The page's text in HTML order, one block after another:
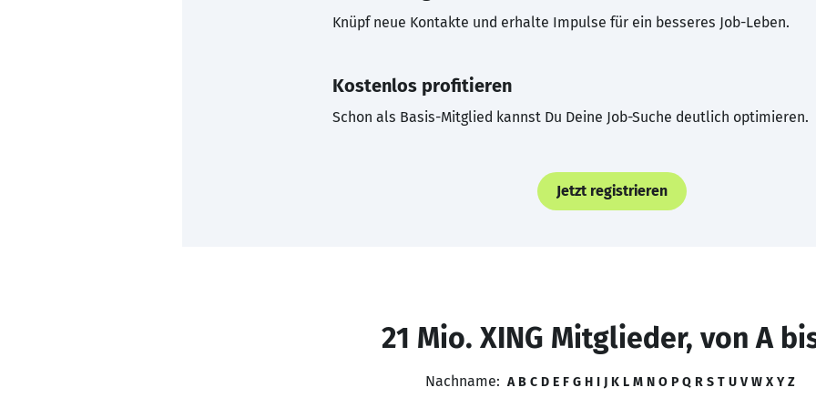
Knüpf neue Kontakte und erhalte Impulse für ein besseres Job-Leben.
Kostenlos profitieren
Schon als Basis-Mitglied kannst Du Deine Job-Suche deutlich optimieren.
Jetzt registrieren
21 Mio. XING Mitglieder, von A
Nachname: A B C D E F G H I J K L M N O P Q R S T U V W X Y Z